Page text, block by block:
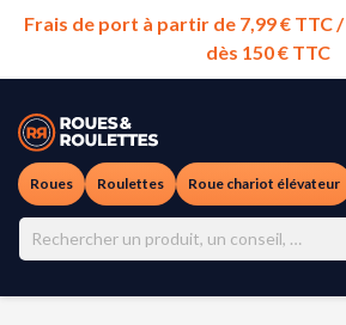
Frais de port à partir de 7,99 € TTC /
dès 150 € TTC
Roues Roulettes Roue chariot élévateur